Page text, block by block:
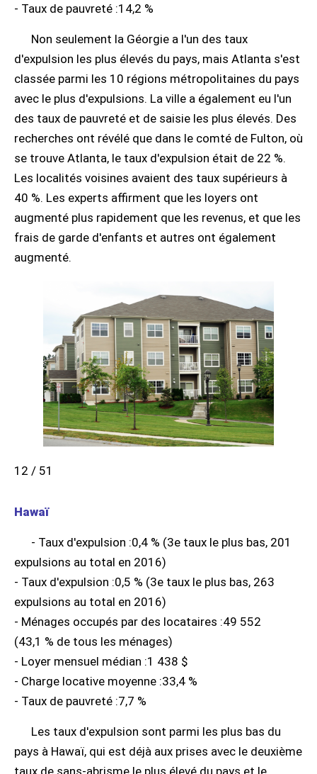
- Taux de pauvreté :14,2 %
Non seulement la Géorgie a l'un des taux
d'expulsion les plus élevés du pays, mais Atlanta s'est
classée parmi les 10 régions métropolitaines du pays
avec le plus d'expulsions. La ville a également eu l'un
des taux de pauvreté et de saisie les plus élevés. Des
recherches ont révélé que dans le comté de Fulton, où
se trouve Atlanta, le taux d'expulsion était de 22 %.
Les localités voisines avaient des taux supérieurs à
40 %. Les experts affirment que les loyers ont
augmenté plus rapidement que les revenus, et que les
frais de garde d'enfants et autres ont également
augmenté.
12 / 51
Hawaï
- Taux d'expulsion :0,4 % (3e taux le plus bas, 201
expulsions au total en 2016)
- Taux d'expulsion :0,5 % (3e taux le plus bas, 263
expulsions au total en 2016)
- Ménages occupés par des locataires :49 552
(43,1 % de tous les ménages)
- Loyer mensuel médian :1 438 $
- Charge locative moyenne :33,4 %
- Taux de pauvreté :7,7 %
Les taux d'expulsion sont parmi les plus bas du
pays à Hawaï, qui est déjà aux prises avec le deuxième
taux de sans-abrisme le plus élevé du pays et le